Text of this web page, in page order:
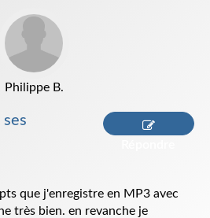
Philippe B.
que j'enregistre en MP3 avec
très bien. en revanche je